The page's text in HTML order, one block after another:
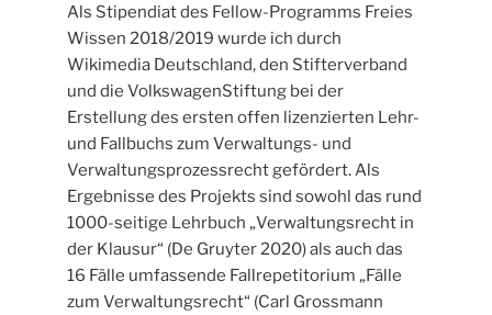
Als Stipendiat des Fellow-Programms Freies
Wissen 2018/2019 wurde ich durch
Wikimedia Deutschland, den Stifterverband
und die VolkswagenStiftung bei der
Erstellung des ersten offen lizenzierten Lehr-
und Fallbuchs zum Verwaltungs- und
Verwaltungsprozessrecht gefördert. Als
Ergebnisse des Projekts sind sowohl das rund
1000-seitige Lehrbuch „Verwaltungsrecht in
der Klausur“ (De Gruyter 2020) als auch das
16 Fälle umfassende Fallrepetitorium „Fälle
zum Verwaltungsrecht“ (Carl Grossmann